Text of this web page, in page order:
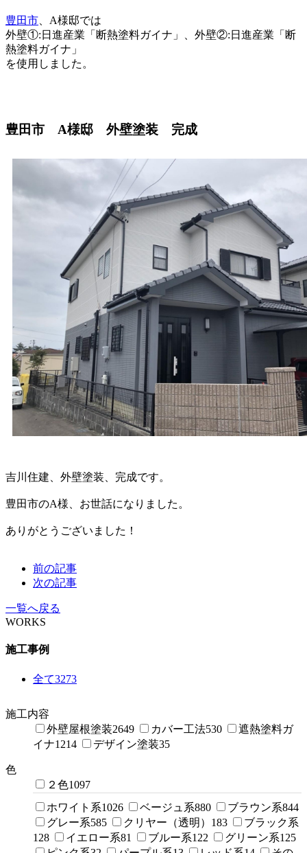
豊田市 、A様邸では
外壁①:日進産業「断熱塗料ガイナ」、外壁②:日進産業「断
熱塗料ガイナ」
を使用しました。
豊田市 A様邸 外壁塗装 完成
吉川住建、外壁塗装、完成です。
豊田市のA様、お世話になりました。
ありがとうございました！
前の記事
次の記事
一覧へ戻る
WORKS
施工事例
全て3273
施工内容
外壁屋根塗装2649 カバー工法530
遮熱塗料ガ
イナ1214 デザイン塗装35
色
２色1097
ホワイト系1026 ベージュ系880 ブラウン系844
グレー系585 クリヤー（透明） 183
ブラック系
128
イエロー系81 ブルー系122 グリーン系125